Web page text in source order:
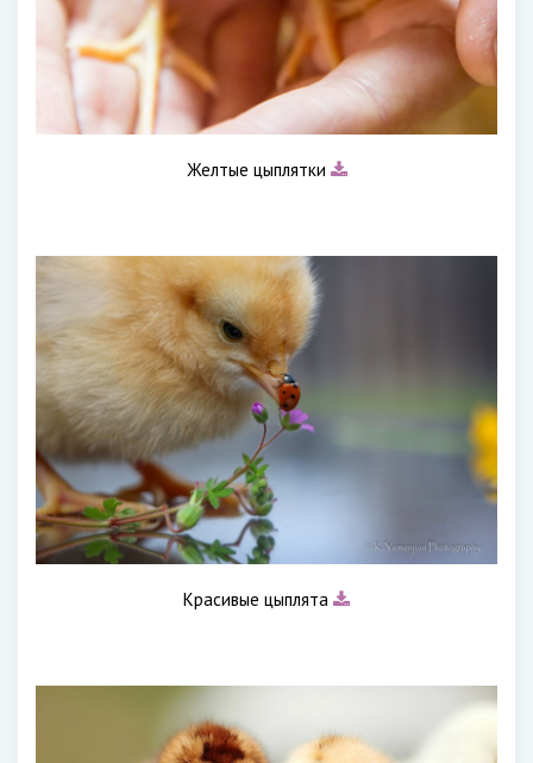
Желтые цыплятки
Красивые цыплята